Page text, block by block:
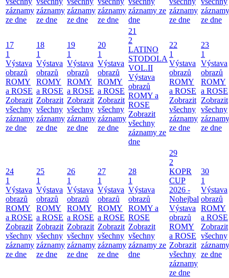
záznamy
ze dne
záznamy
ze dne
záznamy
ze dne
záznamy
ze dne
záznamy ze
dne
záznamy
ze dne
záznamy
ze dne
17
1
Výstava
obrazů
ROMY
a ROSE
Zobrazit
všechny
záznamy
ze dne
18
1
Výstava
obrazů
ROMY
a ROSE
Zobrazit
všechny
záznamy
ze dne
19
1
Výstava
obrazů
ROMY
a ROSE
Zobrazit
všechny
záznamy
ze dne
20
1
Výstava
obrazů
ROMY
a ROSE
Zobrazit
všechny
záznamy
ze dne
21
2
LATINO
STODOLA
VOL.II
Výstava
obrazů
ROMY a
ROSE
Zobrazit
všechny
záznamy ze
dne
22
1
Výstava
obrazů
ROMY
a ROSE
Zobrazit
všechny
záznamy
ze dne
23
1
Výstava
obrazů
ROMY
a ROSE
Zobrazit
všechny
záznamy
ze dne
24
1
Výstava
obrazů
ROMY
a ROSE
Zobrazit
všechny
záznamy
ze dne
25
1
Výstava
obrazů
ROMY
a ROSE
Zobrazit
všechny
záznamy
ze dne
26
1
Výstava
obrazů
ROMY
a ROSE
Zobrazit
všechny
záznamy
ze dne
27
1
Výstava
obrazů
ROMY
a ROSE
Zobrazit
všechny
záznamy
ze dne
28
1
Výstava
obrazů
ROMY a
ROSE
Zobrazit
všechny
záznamy ze
dne
29
2
KOPR
CUP
2026 -
Nohejbal
Výstava
obrazů
ROMY
a ROSE
Zobrazit
všechny
záznamy
ze dne
30
1
Výstava
obrazů
ROMY
a ROSE
Zobrazit
všechny
záznamy
ze dne